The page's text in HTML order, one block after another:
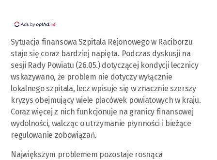
Sytuacja finansowa Szpitala Rejonowego w Raciborzu
staje się coraz bardziej napięta. Podczas dyskusji na
sesji Rady Powiatu (26.05.) dotyczącej kondycji lecznicy
wskazywano, że problem nie dotyczy wyłącznie
lokalnego szpitala, lecz wpisuje się w znacznie szerszy
kryzys obejmujący wiele placówek powiatowych w kraju.
Coraz więcej z nich funkcjonuje na granicy finansowej
wydolności, walcząc o utrzymanie płynności i bieżące
regulowanie zobowiązań.
Największym problemem pozostaje rosnąca